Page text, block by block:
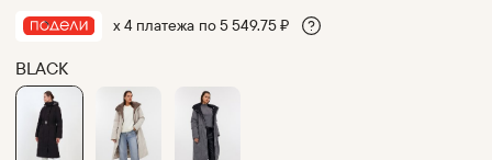
х 4 платежа по5 549.75₽
BLACK